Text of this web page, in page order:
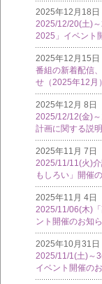
2025年12月18日
2025/12/20(土)
2025」イベント
2025年12月15日
番組の新着配信
せ（2025年12月）
2025年12月 8日
2025/12/12(金)
計画に関する説
2025年11月 7日
2025/11/11(火)
もしろい」開催
2025年11月 4日
2025/11/06(木)
ント開催のお知
2025年10月31日
2025/11/1(土)～
イベント開催の